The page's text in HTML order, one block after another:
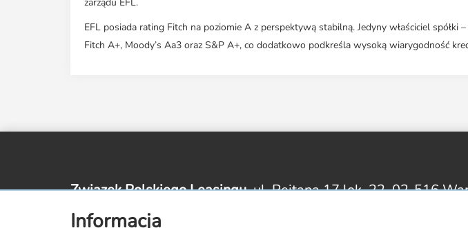
Informacja
EFL posiada rating Fitch na poziomie A z perspektywą stabilną. Jedyny właściciel spółki
Fitch A+, Moody’s Aa3 oraz S&P A+, co dodatkowo podkreśla wysoką wiarygodność
Związek Polskiego Leasingu,ul. Rejtana 17 lok. 22,02-516
zpl@leasing.org.pl